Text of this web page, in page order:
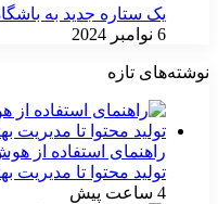
یک ستاره جدید به
6 نوامبر 2024
نوشته‌های تازه
راهنمای استفاده از
تولید محتوا تا مدیریت
4 ساعت پیش